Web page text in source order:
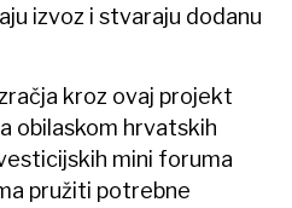
izvoz i stvaraju dodanu
kroz ovaj projekt
obilaskom hrvatskih
mini foruma
pružiti potrebne